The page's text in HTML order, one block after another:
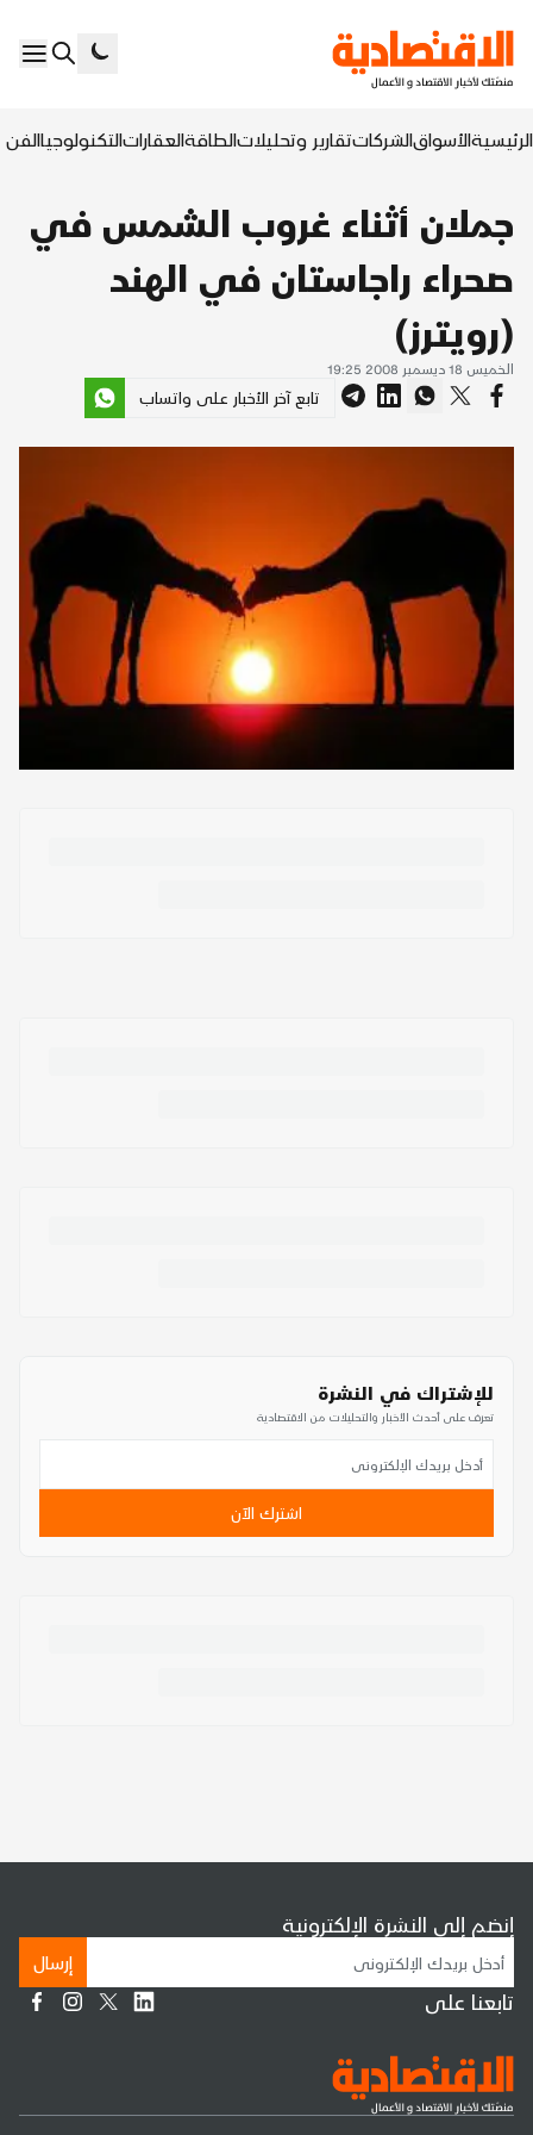
الرئيسيةالأسواقالشركاتتقارير وتحليلاتالطاقةالعقاراتالتكنولوجياالفن
جملان أثناء غروب الشمس في
صحراء راجاستان في الهند
(رويترز)
الخميس 18 ديسمبر 2008 19:25
تابع آخر الأخبار على واتساب
للإشتراك في النشرة
تعرف على أحدث الأخبار والتحليلات من الاقتصادية
اشترك الآن
إنضم إلى النشرة الإلكترونية
إرسال
تابعنا على